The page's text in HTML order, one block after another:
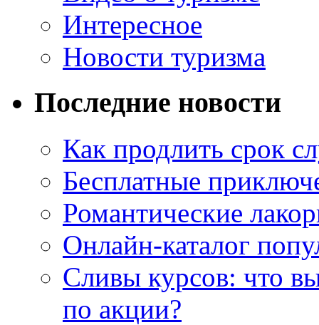
Интересное
Новости туризма
Последние новости
Как продлить срок
Бесплатные
Романтические
Онлайн-каталог
Сливы курсов: что
по акции?